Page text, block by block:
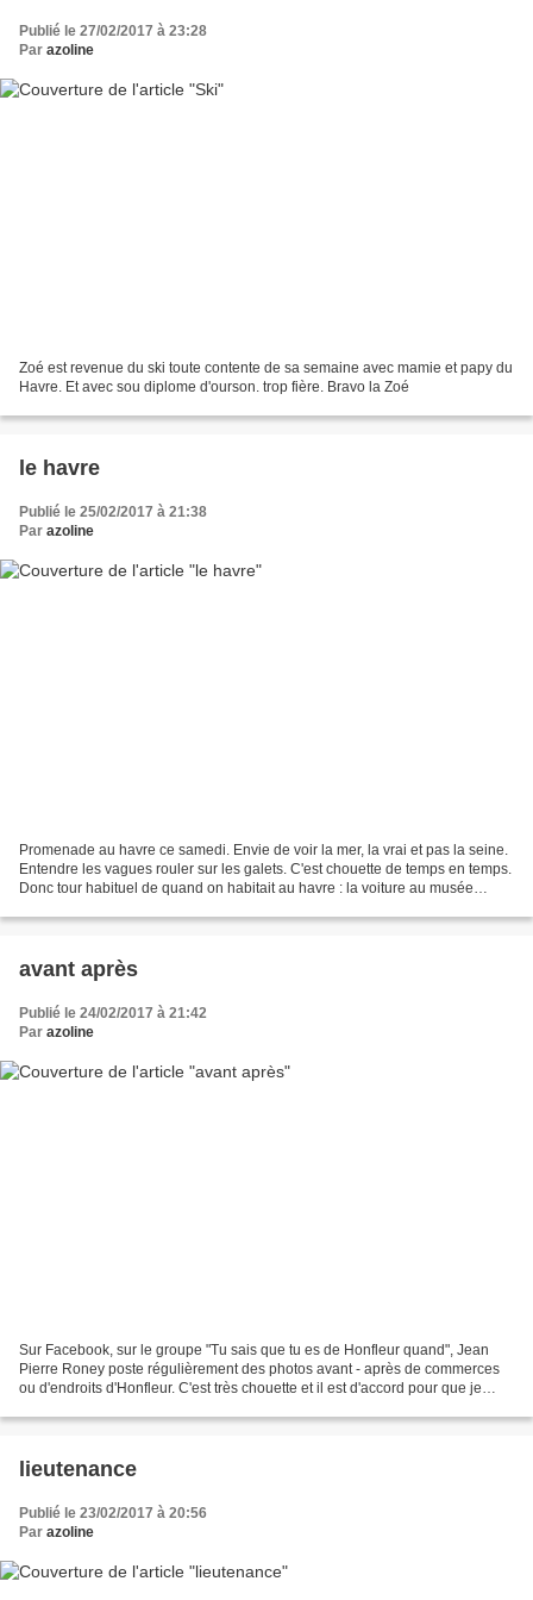
Publié le 27/02/2017 à 23:28
Par azoline
Zoé est revenue du ski toute contente de sa semaine avec mamie et papy du
Havre. Et avec sou diplome d'ourson. trop fière. Bravo la Zoé
le havre
Publié le 25/02/2017 à 21:38
Par azoline
Promenade au havre ce samedi. Envie de voir la mer, la vrai et pas la seine.
Entendre les vagues rouler sur les galets. C'est chouette de temps en temps.
Donc tour habituel de quand on habitait au havre : la voiture au musée
avant après
Publié le 24/02/2017 à 21:42
Par azoline
Sur Facebook, sur le groupe "Tu sais que tu es de Honfleur quand", Jean
Pierre Roney poste régulièrement des photos avant - après de commerces
ou d'endroits d'Honfleur. C'est très chouette et il est d'accord pour que je
lieutenance
Publié le 23/02/2017 à 20:56
Par azoline